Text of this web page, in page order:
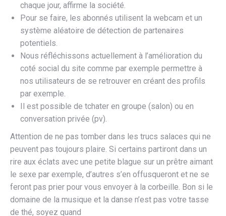
chaque jour, affirme la société.
Pour se faire, les abonnés utilisent la webcam et un
système aléatoire de détection de partenaires
potentiels.
Nous réfléchissons actuellement à l’amélioration du
coté social du site comme par exemple permettre à
nos utilisateurs de se retrouver en créant des profils
par exemple.
Il est possible de tchater en groupe (salon) ou en
conversation privée (pv).
Attention de ne pas tomber dans les trucs salaces qui ne
peuvent pas toujours plaire. Si certains partiront dans un
rire aux éclats avec une petite blague sur un prêtre aimant
le sexe par exemple, d’autres s’en offusqueront et ne se
feront pas prier pour vous envoyer à la corbeille. Bon si le
domaine de la musique et la danse n’est pas votre tasse
de thé, soyez quand